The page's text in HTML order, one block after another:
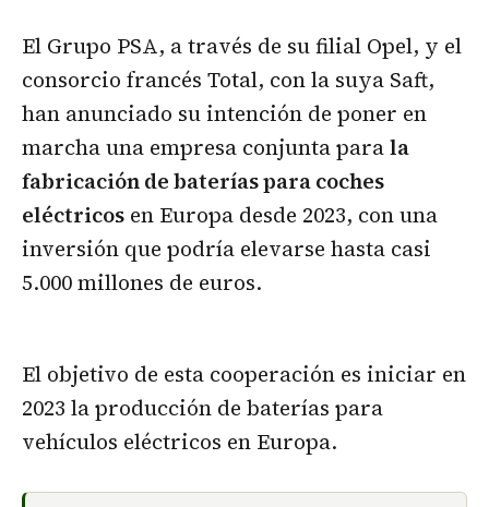
El Grupo PSA, a través de su filial Opel, y el
consorcio francés Total, con la suya Saft,
han anunciado su intención de poner en
marcha una empresa conjunta parala
fabricación de baterías para coches
eléctricos en Europa desde 2023, con una
inversión que podría elevarse hasta casi
5.000 millones de euros.
El objetivo de esta cooperación es iniciar en
2023 la producción de baterías para
vehículos eléctricos en Europa.